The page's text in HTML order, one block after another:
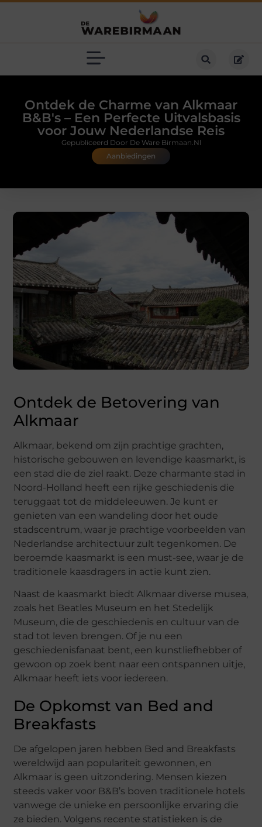
Ontdek de Charme van Alkmaar
B&B's – Een Perfecte Uitvalsbasis
voor Jouw Nederlandse Reis
Aanbiedingen
Gepubliceerd Door De Ware Birmaan.nl
Ontdek de Betovering van
Alkmaar
Alkmaar, bekend om zijn prachtige grachten,
historische gebouwen en levendige kaasmarkt, is
een stad die de ziel raakt. Deze charmante stad in
Noord-Holland heeft een rijke geschiedenis die
teruggaat tot de middeleeuwen. Je kunt er
genieten van een wandeling door het oude
stadscentrum, waar je prachtige voorbeelden van
Nederlandse architectuur zult tegenkomen. De
beroemde kaasmarkt is een must-see, waar je de
traditionele kaasdragers in actie kunt zien.
Naast de kaasmarkt biedt Alkmaar diverse musea,
zoals het Beatles Museum en het Stedelijk
Museum, die de geschiedenis en cultuur van de
stad tot leven brengen. Of je nu een
geschiedenisfanaat bent, een kunstliefhebber of
gewoon op zoek bent naar een ontspannen uitje,
Alkmaar heeft iets voor iedereen.
De Opkomst van Bed and
Breakfasts
De afgelopen jaren hebben Bed and Breakfasts
wereldwijd aan populariteit gewonnen, en
Alkmaar is geen uitzondering. Mensen kiezen
steeds vaker voor B&B’s boven traditionele hotels
vanwege de unieke en persoonlijke ervaring die
ze bieden. Volgens recente statistieken is de